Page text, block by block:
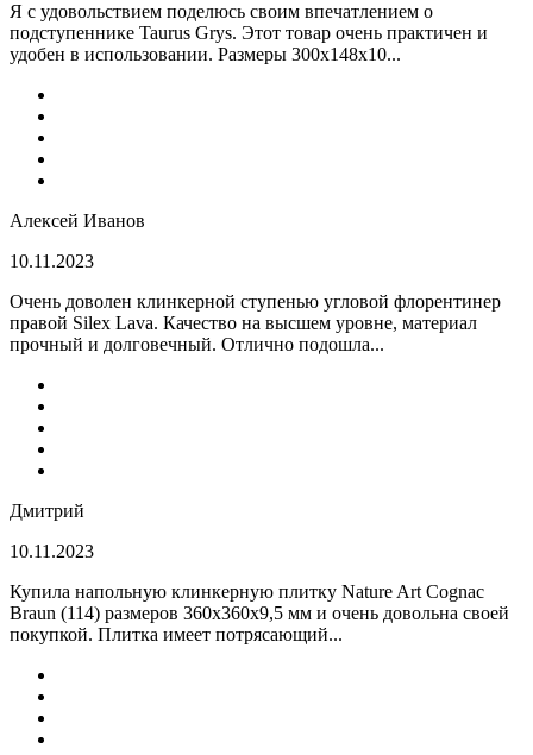
Я с удовольствием поделюсь своим впечатлением о
подступеннике Taurus Grys. Этот товар очень практичен и
удобен в использовании. Размеры 300х148х10...
Алексей Иванов
10.11.2023
Очень доволен клинкерной ступенью угловой флорентинер
правой Silex Lava. Качество на высшем уровне, материал
прочный и долговечный. Отлично подошла...
Дмитрий
10.11.2023
Купила напольную клинкерную плитку Nature Art Cognac
Braun (114) размеров 360x360x9,5 мм и очень довольна своей
покупкой. Плитка имеет потрясающий...